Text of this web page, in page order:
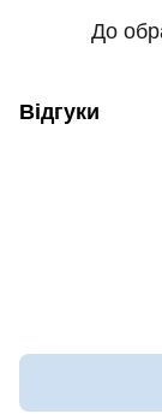
До
Відгуки